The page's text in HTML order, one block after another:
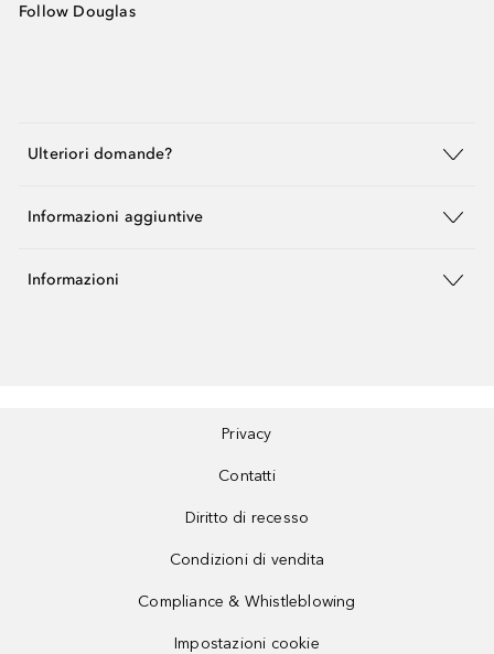
Follow Douglas
Ulteriori domande?
Informazioni aggiuntive
Informazioni
Privacy
Contatti
Diritto di recesso
Condizioni di vendita
Compliance & Whistleblowing
Impostazioni cookie